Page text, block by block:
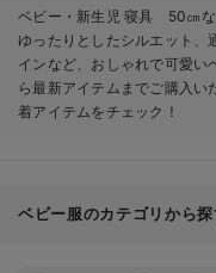
ベビー・新生児 寝具 50㎝な
ゆったりとしたシルエット、
インなど、おしゃれで可愛
ら最新アイテムまでご購入
着アイテムをチェック！
ベビー服のカテゴリから探